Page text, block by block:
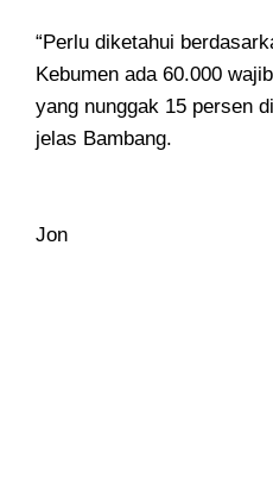
“Perlu diketahui
Kebumen ada 60.000
yang nunggak 15 persen
jelas Bambang.
Jon